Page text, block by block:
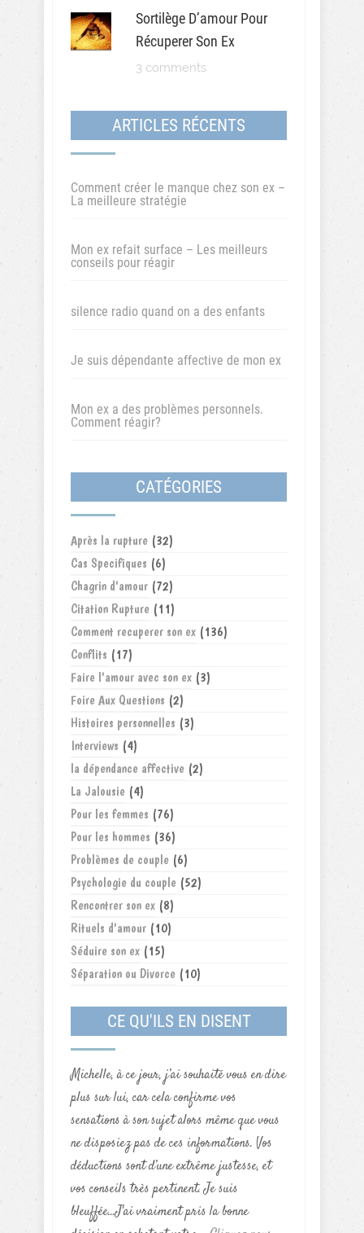
Sortilège D’amour Pour
Récuperer Son Ex
3 comments
ARTICLES RÉCENTS
Comment créer le manque chez son ex –
La meilleure stratégie
Mon ex refait surface – Les meilleurs
conseils pour réagir
silence radio quand on a des enfants
Je suis dépendante affective de mon ex
Mon ex a des problèmes personnels.
Comment réagir?
CATÉGORIES
Après la rupture (32)
Cas Specifiques (6)
Chagrin d'amour (72)
Citation Rupture (11)
Comment recuperer son ex (136)
Conflits (17)
Faire l'amour avec son ex (3)
Foire Aux Questions (2)
Histoires personnelles (3)
Interviews (4)
la dépendance affective (2)
La Jalousie (4)
Pour les femmes (76)
Pour les hommes (36)
Problèmes de couple (6)
Psychologie du couple (52)
Rencontrer son ex (8)
Rituels d'amour (10)
Séduire son ex (15)
Séparation ou Divorce (10)
CE QU'ILS EN DISENT
Michelle, à ce jour, j’ai souhaité vous en dire
plus sur lui, car cela confirme vos
sensations à son sujet alors même que vous
ne disposiez pas de ces informations. Vos
déductions sont d’une extrême justesse, et
vos conseils très pertinent. Je suis
bleuffée...J'ai vraiment pris la bonne